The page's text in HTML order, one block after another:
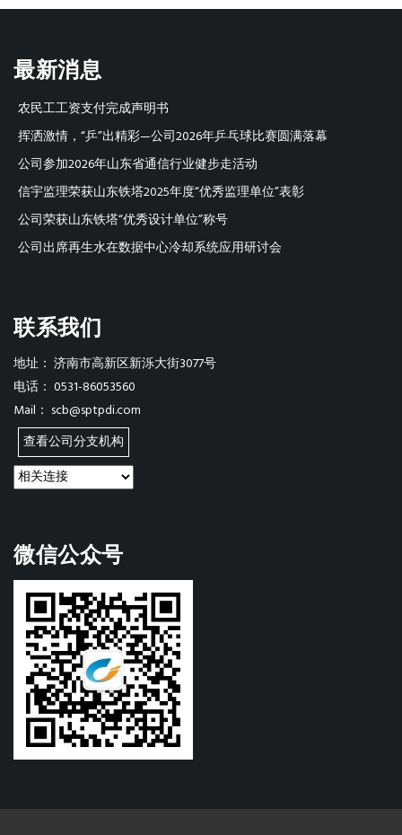
最新消息
农民工工资支付完成声明书
挥洒激情，“乒”出精彩—公司2026年乒乓球比赛圆满落幕
公司参加2026年山东省通信行业健步走活动
信宇监理荣获山东铁塔2025年度“优秀监理单位”表彰
公司荣获山东铁塔“优秀设计单位”称号
公司出席再生水在数据中心冷却系统应用研讨会
联系我们
地址： 济南市高新区新泺大街3077号
电话： 0531-86053560
Mail： scb@sptpdi.com
查看公司分支机构
微信公众号